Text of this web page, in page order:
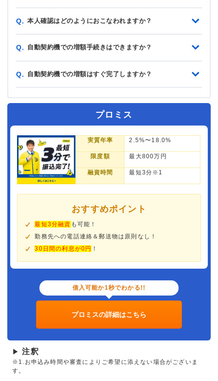
Q. 本人確認はどのようにおこなわれますか？
Q. 自動契約機での増額手続きはできますか？
Q. 自動契約機での増額はすぐ完了しますか？
プロミス
実質年率 2.5%〜18.0%
限度額 最大800万円
融資時間 最短3分※1
おすすめポイント
最短3分融資 も可能！
勤務先への電話連絡＆郵送物は原則なし！
30日間の利息が0円 ！
借入可能か1秒でわかる!!
プロミスの詳細はこちら
▶ 注釈
※1.お申込み時間や審査によりご希望に添えない場合がございま
す。